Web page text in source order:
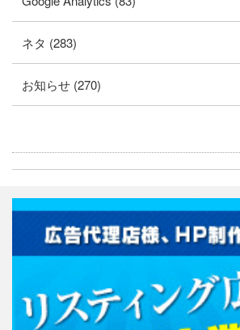
ネタ (283)
お知らせ (270)